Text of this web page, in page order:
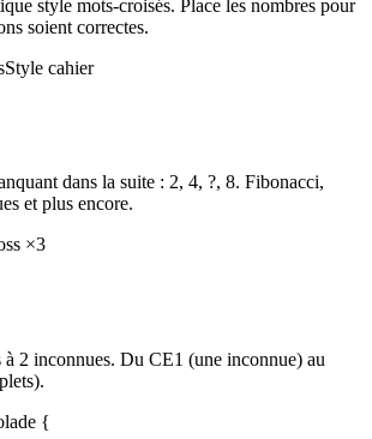
style mots-croisés. Place les nombres pour
soient correctes.
Style cahier
dans la suite : 2, 4, ?, 8. Fibonacci,
et plus encore.
×3
à 2 inconnues. Du CE1 (une inconnue) au
{